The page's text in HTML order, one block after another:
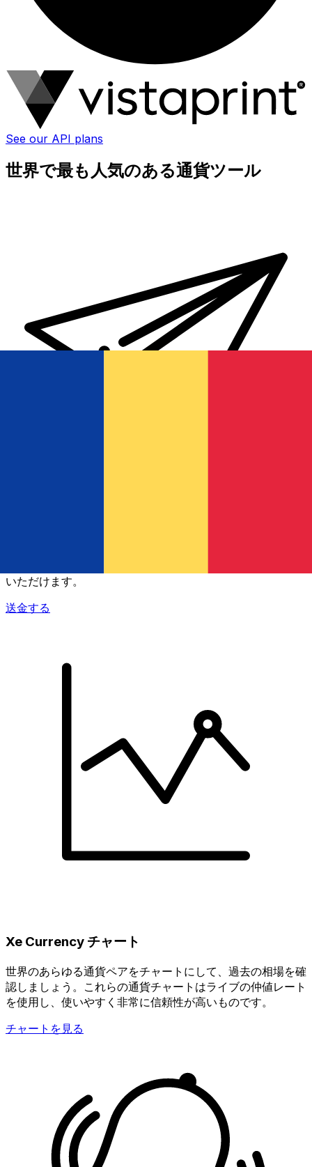
See our API plans
世界で最も人気のある通貨ツール
いただけます。
送金する
Xe Currency チャート
世界のあらゆる通貨ペアをチャートにして、過去の相場を確
認しましょう。これらの通貨チャートはライブの仲値レート
を使用し、使いやすく非常に信頼性が高いものです。
チャートを見る